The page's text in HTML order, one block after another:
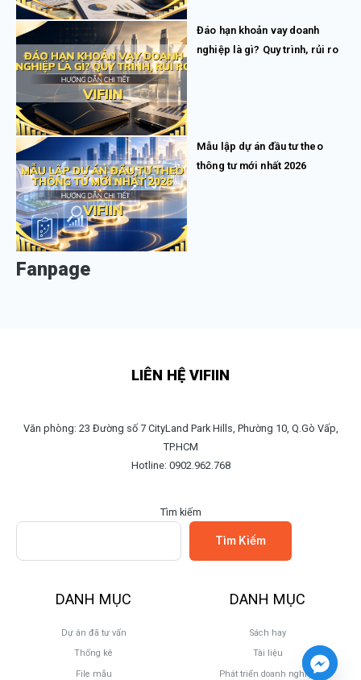
Đáo hạn khoản vay doanh
nghiệp là gì? Quy trình, rủi ro
Mẫu lập dự án đầu tư theo
thông tư mới nhất 2026
Fanpage
LIÊN HỆ VIFIIN
Văn phòng: 23 Đường số 7 CityLand Park Hills, Phường 10, Q.Gò Vấp,
TP.HCM
Hotline: 0902.962.768
Tìm kiếm
Tìm Kiếm
DANH MỤC
Dự án đã tư vấn
Thống kê
File mẫu
DANH MỤC
Sách hay
Tài liệu
Phát triển doanh nghiệp